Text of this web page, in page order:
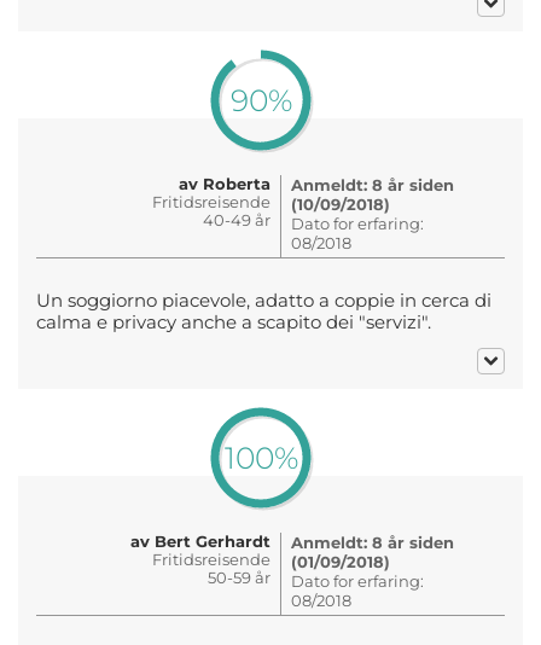
90%
av Roberta
Fritidsreisende
40-49 år
Anmeldt: 8 år siden
(10/09/2018)
Dato for erfaring:
08/2018
Un soggiorno piacevole, adatto a coppie in cerca di
calma e privacy anche a scapito dei "servizi".
100%
av Bert Gerhardt
Fritidsreisende
50-59 år
Anmeldt: 8 år siden
(01/09/2018)
Dato for erfaring:
08/2018